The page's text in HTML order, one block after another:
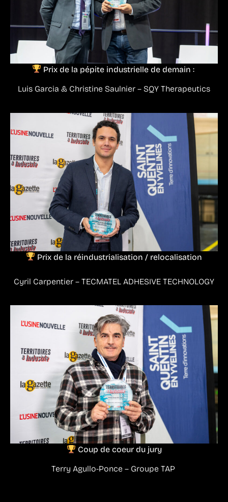
Prix de la pépite industrielle de demain :
Luis Garcia & Christine Saulnier – SQY Therapeutics
Prix de la réindustrialisation / relocalisation
Cyril Carpentier – TECMATEL ADHESIVE TECHNOLOGY
Coup de coeur du jury
Terry Agullo-Ponce – Groupe TAP